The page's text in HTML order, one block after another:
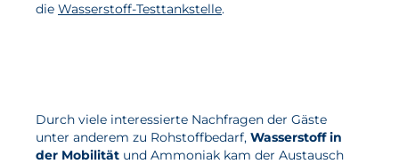
Projekte
Für die Presse
die Wasserstoff-Testtankstelle.
Durch viele interessierte Nachfragen der Gäste
unter anderem zu Rohstoffbedarf, Wasserstoff in
der Mobilität und Ammoniak kam der Austausch